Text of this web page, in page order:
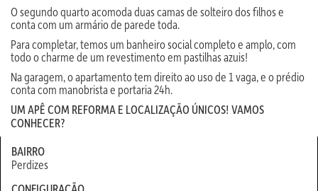
O segundo quarto acomoda duas camas de solteiro dos filhos e
conta com um armário de parede toda.
Para completar, temos um banheiro social completo e amplo, com
todo o charme de um revestimento em pastilhas azuis!
Na garagem, o apartamento tem direito ao uso de 1 vaga, e o prédio
conta com manobrista e portaria 24h.
UM APÊ COM REFORMA E LOCALIZAÇÃO ÚNICOS! VAMOS
CONHECER?
BAIRRO
Perdizes